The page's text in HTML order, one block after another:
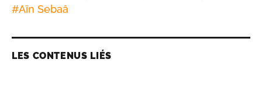
#Aïn Sebaâ
LES CONTENUS LIÉS